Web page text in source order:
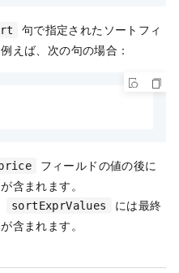
句で指定されたソートフィ
えば、次の句の場合：
フィールドの値の後に
含まれます。
sortExprValues
には最終
含まれます。